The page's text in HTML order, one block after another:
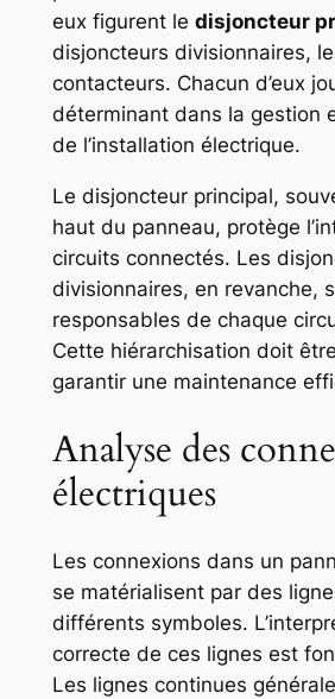
eux figurent le disjoncteur
disjoncteurs divisionnaires,
contacteurs. Chacun d’eux
déterminant dans la gestion
de l’installation électrique.
Le disjoncteur principal,
haut du panneau, protège
circuits connectés. Les
divisionnaires, en revanche,
responsables de chaque
Cette hiérarchisation doit
garantir une maintenance
Analyse des
électriques
Les connexions dans un
se matérialisent par des
différents symboles.
correcte de ces lignes est
Les lignes continues